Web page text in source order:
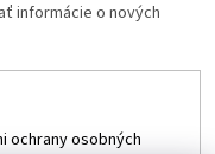
informácie o nových
ochrany osobných